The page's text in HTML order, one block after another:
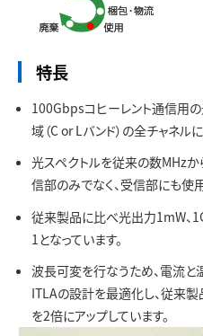
特長
100Gbpsコヒーレント通信用
域（C or Lバンド）の全チャネル
光スペクトルを従来の数MHz
信部のみでなく、受信部にも使
従来製品に比べ光出力1mW、
1となっています。
波長可変を行なうため、電流
ITLAの設計を最適化し、従来
を2倍にアップしています。